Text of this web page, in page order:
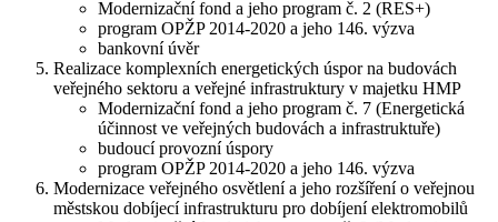
Modernizační fond a jeho program č. 2 (RES+)
program OPŽP 2014-2020 a jeho 146. výzva
bankovní úvěr
Realizace komplexních energetických úspor na budovách
veřejného sektoru a veřejné infrastruktury v majetku HMP
Modernizační fond a jeho program č. 7 (Energetická
účinnost ve veřejných budovách a infrastruktuře)
budoucí provozní úspory
program OPŽP 2014-2020 a jeho 146. výzva
Modernizace veřejného osvětlení a jeho rozšíření o veřejnou
městskou dobíjecí infrastrukturu pro dobíjení elektromobilů